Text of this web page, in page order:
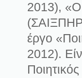
2013), «Ο
έργο
2012).
Ποιητικός